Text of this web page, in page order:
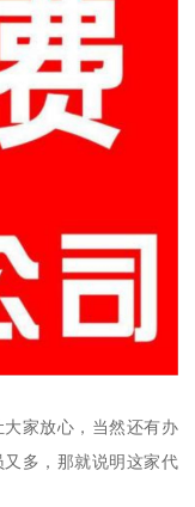
家放心，当然还有办
多，那就说明这家代